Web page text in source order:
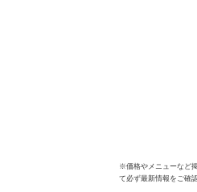
※価格やメニューなど
て必ず最新情報をご確